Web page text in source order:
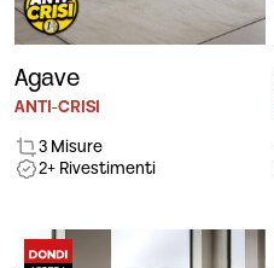
Agave
ANTI-CRISI
3 Misure
2+ Rivestimenti